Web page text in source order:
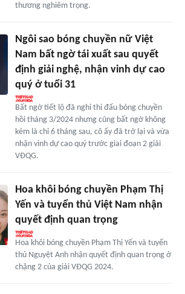
thương nghiêm trọng.
Ngôi sao bóng chuyền nữ Việt
Nam bất ngờ tái xuất sau quyết
định giải nghệ, nhận vinh dự cao
quý ở tuổi 31
Bất ngờ tiết lộ đã nghỉ thi đấu bóng chuyền
hồi tháng 3/2024 nhưng cũng bất ngờ không
kém là chỉ 6 tháng sau, cô ấy đã trở lại và vừa
nhận vinh dự cao quý trước giai đoạn 2 giải
VĐQG.
Hoa khôi bóng chuyền Phạm Thị
Yến và tuyển thủ Việt Nam nhận
quyết định quan trọng
Hoa khôi bóng chuyền Phạm Thị Yến và tuyển
thủ Nguyệt Anh nhận quyết định quan trọng ở
chặng 2 của giải VĐQG 2024.